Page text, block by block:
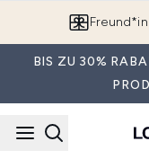
BIS ZU 30%